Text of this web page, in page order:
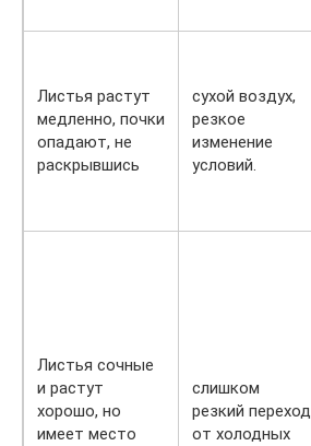
Листья растут
медленно, почки
опадают, не
раскрывшись
сухой воздух,
резкое
изменение
условий.
Листья сочные
и растут
хорошо, но
имеет место
слишком
резкий переход
от холодных